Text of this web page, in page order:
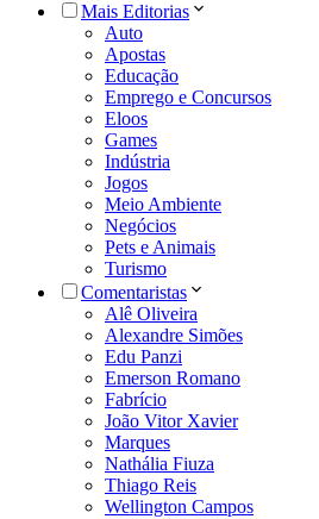
Mais Editorias
Auto
Apostas
Educação
Emprego e Concursos
Eloos
Games
Indústria
Jogos
Meio Ambiente
Negócios
Pets e Animais
Turismo
Comentaristas
Alê Oliveira
Alexandre Simões
Edu Panzi
Emerson Romano
Fabrício
João Vitor Xavier
Marques
Nathália Fiuza
Thiago Reis
Wellington Campos